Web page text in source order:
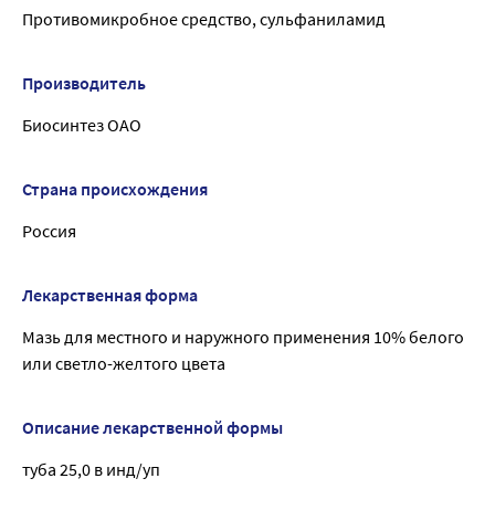
Противомикробное средство, сульфаниламид
Производитель
Биосинтез ОАО
Страна происхождения
Россия
Лекарственная форма
Мазь для местного и наружного применения 10% белого
или светло-желтого цвета
Описание лекарственной формы
туба 25,0 в инд/уп